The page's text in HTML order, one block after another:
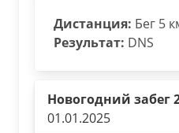
Дистанция: Бег 5
Результат: DNS
Новогодний забег
01.01.2025